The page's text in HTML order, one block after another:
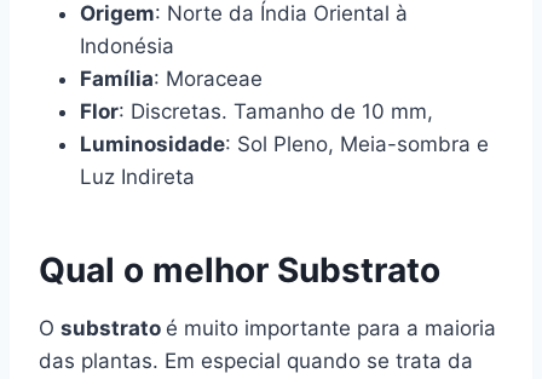
Origem: Norte da Índia Oriental à
Indonésia
Família: Moraceae
Flor: Discretas. Tamanho de 10 mm,
Luminosidade: Sol Pleno, Meia-sombra e
Luz Indireta
Qual o melhor Substrato
O substrato é muito importante para a maioria
das plantas. Em especial quando se trata da